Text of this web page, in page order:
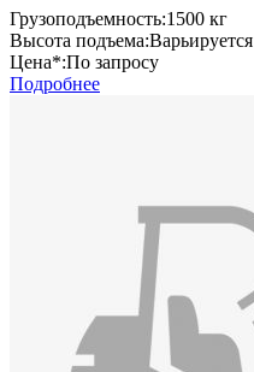
Грузоподъемность:1500 кг
Высота подъема:Варьируется
Цена*:По запросу
Подробнее